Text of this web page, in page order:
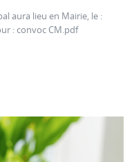
aura lieu en Mairie, le :
: convoc CM.pdf